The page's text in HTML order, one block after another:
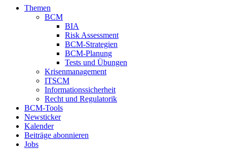
Themen
BCM
BIA
Risk Assessment
BCM-Strategien
BCM-Planung
Tests und Übungen
Krisenmanagement
ITSCM
Informationssicherheit
Recht und Regulatorik
BCM-Tools
Newsticker
Kalender
Beiträge abonnieren
Jobs